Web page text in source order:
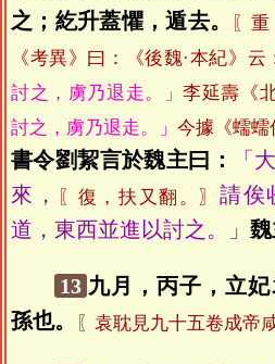
之；紇升蓋懼，遁去。
〖
《考異》曰：《後魏·本紀》云
討之，虜乃退走。」李延壽《
討之，虜乃退走。」 今據《蠕蠕
書令劉絜言於魏主曰：
「
來，
〖復，扶又翻。〗請俟
道，東西並進以討之。」 魏
13 九月，丙子，立
孫也。
〖袁耽見九十五卷成帝